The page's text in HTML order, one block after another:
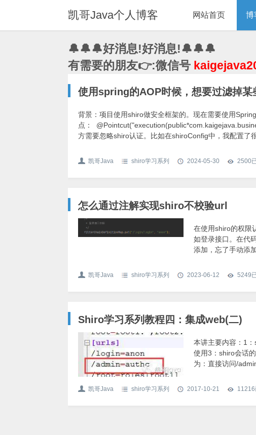
凯哥Java个人博客 网站首页 博
🔔🔔🔔好消息!好消息!🔔🔔🔔
有需要的朋友👉:微信号
使用spring的AOP时候，想要过滤掉某
背景：项目使用shiro做安全框架的。现在需要使用
点：
方需要忽略shiro认证。比如在shiroConfig中，我配置了
凯哥Java shiro学习系列 2024-05-30 2500
怎么通过注解实现shiro不校验url
在使用shiro的权限
如登录接口。在代
添加，忘了手动添
解决步骤：①：添
import
凯哥Java shiro学习系列 2023-06-12 5249
Shiro学习系列教程四：集成web(二)
本讲主要内容：1
使用3：shiro会话
为：直接访问/
签的使用演示：在
凯哥Java shiro学习系列 2017-10-21 11216